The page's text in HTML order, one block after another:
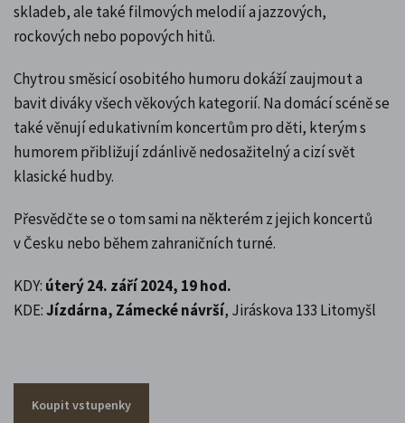
skladeb, ale také filmových melodií a jazzových,
rockových nebo popových hitů.
Chytrou směsicí osobitého humoru dokáží zaujmout a
bavit diváky všech věkových kategorií. Na domácí scéně se
také věnují edukativním koncertům pro děti, kterým s
humorem přibližují zdánlivě nedosažitelný a cizí svět
klasické hudby.
Přesvědčte se o tom sami na některém z jejich koncertů
v Česku nebo během zahraničních turné.
KDY: úterý 24. září 2024, 19 hod.
KDE:Jízdárna, Zámecké návrší, Jiráskova 133 Litomyšl
Koupit vstupenky